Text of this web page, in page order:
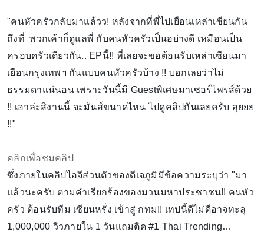
"คนหัวครัวกลับมาแล้วว! หลังจากที่พี่ไปเยือนเหล่าเซียนกัน
ถึงที่ พวกเค้าก็ดูแลพี่ กับคนหัวครัวเป็นอย่างดี เหมือนเป็น
ครอบครัวเดียวกัน.. EPนี้!! พี่เลยจะขอต้อนรับเหล่าเซียนมา
เยือนกรุงเทพฯ กันแบบคนหัวครัวบ้าง !! บอกเลยว่าไม่
ธรรมดาแน่นอน เพราะวันนี้มี Guestพิเศษมาเซอร์ไพรส์ด้วย
!! เอาล่ะสิงานนี้ จะมันส์ขนาดไหน ไปดูคลิปกันเลยครับ ลุยยย
!!"
คลิกเพื่อชมคลิป
ซึ่งภายในคลิปไอจีส่วนตัวของดีเจภูมิมีข้อความระบุว่า "มา
แล้วนะครับ ตามคำเรียกร้องของมวนมหาประชาชน!! คนหัว
ครัว ต้อนรับทีม เซียนหรั่ง เข้าสู่ กทม!! เทปนี้ดีไม่ดีอาจทะลุ
1,000,000 วิวภายใน 1 วันแถมติด #1 Thai Trending…